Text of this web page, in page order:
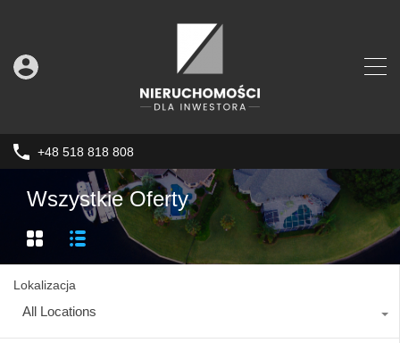
+48 518 818 808
Wszystkie Oferty
Lokalizacja
All Locations